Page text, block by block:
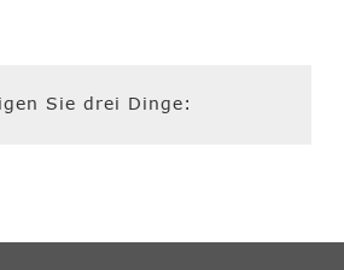
Sie drei Dinge: